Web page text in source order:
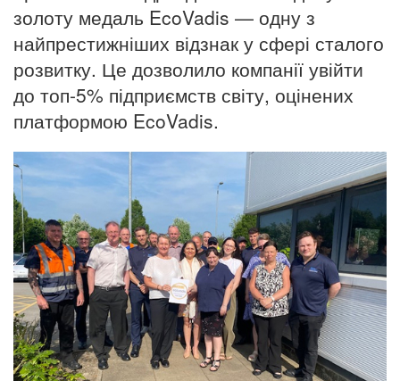
золоту медаль EcoVadis — одну з
найпрестижніших відзнак у сфері сталого
розвитку. Це дозволило компанії увійти
до топ-5% підприємств світу, оцінених
платформою EcoVadis.